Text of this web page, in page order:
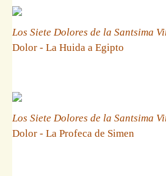
Los Siete Dolores de la Santsima
Dolor - La Huida a Egipto
Los Siete Dolores de la Santsima
Dolor - La Profeca de Simen